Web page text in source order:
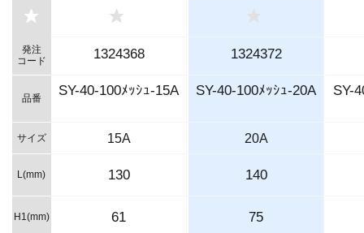
発注
コード
品番
サイズ
L(mm)
H1(mm)
1324368
SY-40-100ﾒｯｼｭ-15A
15A
130
61
1324372
SY-40-100ﾒｯｼｭ-20A
20A
140
75
SY-